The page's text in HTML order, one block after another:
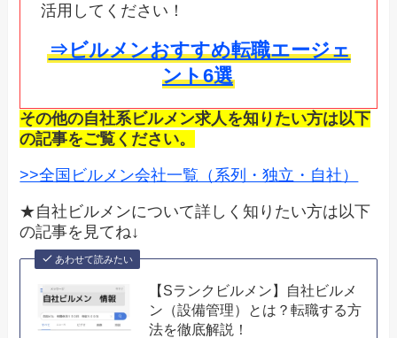
活用してください！
⇒ビルメンおすすめ転職エージェ
ント6選
その他の自社系ビルメン求人を知りたい方は以下
の記事をご覧ください。
>>全国ビルメン会社一覧（系列・独立・自社）
★自社ビルメンについて詳しく知りたい方は以下
の記事を見てね↓
あわせて読みたい
【Sランクビルメン】自社ビルメ
ン（設備管理）とは？転職する方
法を徹底解説！